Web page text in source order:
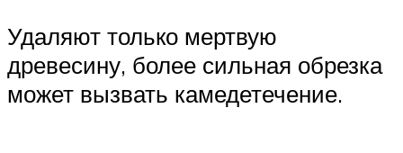
Удаляют только мертвую
древесину, более сильная обрезка
может вызвать камедетечение.